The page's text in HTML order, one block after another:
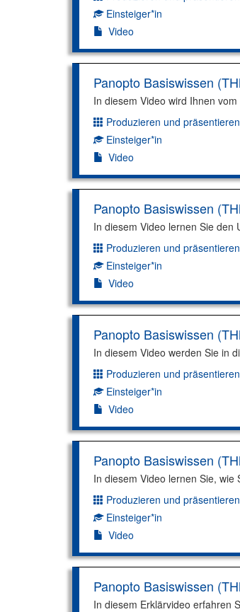
Kompetenzniveau:
Einsteiger*in
Video
Panopto Basiswissen
In diesem Video wird Ihnen
Dimension:
Produzieren und präsentieren
Kompetenzniveau:
Einsteiger*in
Video
Panopto Basiswissen
In diesem Video lernen Sie den
Dimension:
Produzieren und präsentieren
Kompetenzniveau:
Einsteiger*in
Video
Panopto Basiswissen
In diesem Video werden Sie in
Dimension:
Produzieren und präsentieren
Kompetenzniveau:
Einsteiger*in
Video
Panopto Basiswissen
In diesem Video lernen Sie,
Dimension:
Produzieren und präsentieren
Kompetenzniveau:
Einsteiger*in
Video
Panopto Basiswissen
In diesem Erklärvideo erfahren